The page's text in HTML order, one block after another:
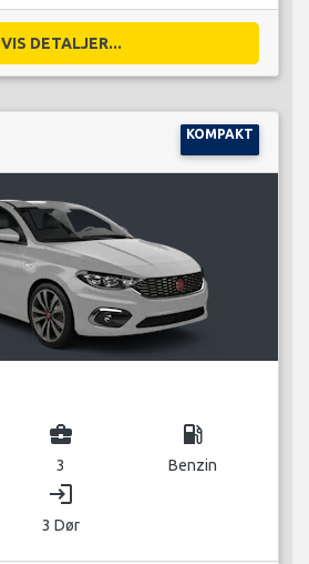
VIS DETALJER...
KOMPAKT
business_center
3
local_gas_station
Benzin
login
3 Dør